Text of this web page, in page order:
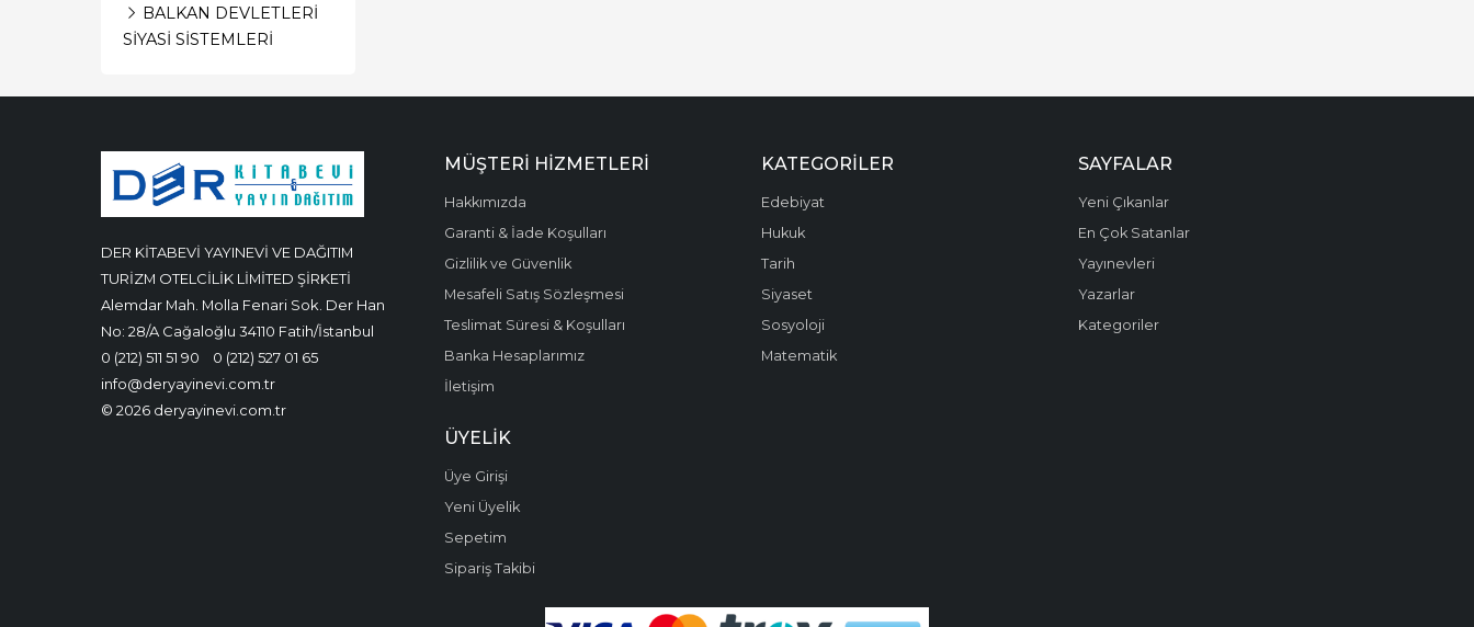
BALKAN DEVLETLERİ
SİYASİ SİSTEMLERİ
DER KİTABEVİ YAYINEVİ VE DAĞITIM
TURİZM OTELCİLİK LİMİTED ŞİRKETİ
Alemdar Mah. Molla Fenari Sok. Der Han
No: 28/A Cağaloğlu 34110 Fatih/İstanbul
0 (212) 511 51 90
0 (212) 527 01 65
info@deryayinevi.com.tr
© 2026 deryayinevi.com.tr
MÜŞTERI HIZMETLERI
Hakkımızda
Garanti & İade Koşulları
Gizlilik ve Güvenlik
Mesafeli Satış Sözleşmesi
Teslimat Süresi & Koşulları
Banka Hesaplarımız
İletişim
KATEGORILER
Edebiyat
Hukuk
Tarih
Siyaset
Sosyoloji
Matematik
SAYFALAR
Yeni Çıkanlar
En Çok Satanlar
Yayınevleri
Yazarlar
Kategoriler
ÜYELIK
Üye Girişi
Yeni Üyelik
Sepetim
Sipariş Takibi